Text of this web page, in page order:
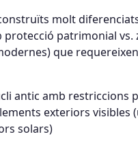
molt
protecció patrimonial vs.
que
antic amb restriccions
exteriors visibles
solars)